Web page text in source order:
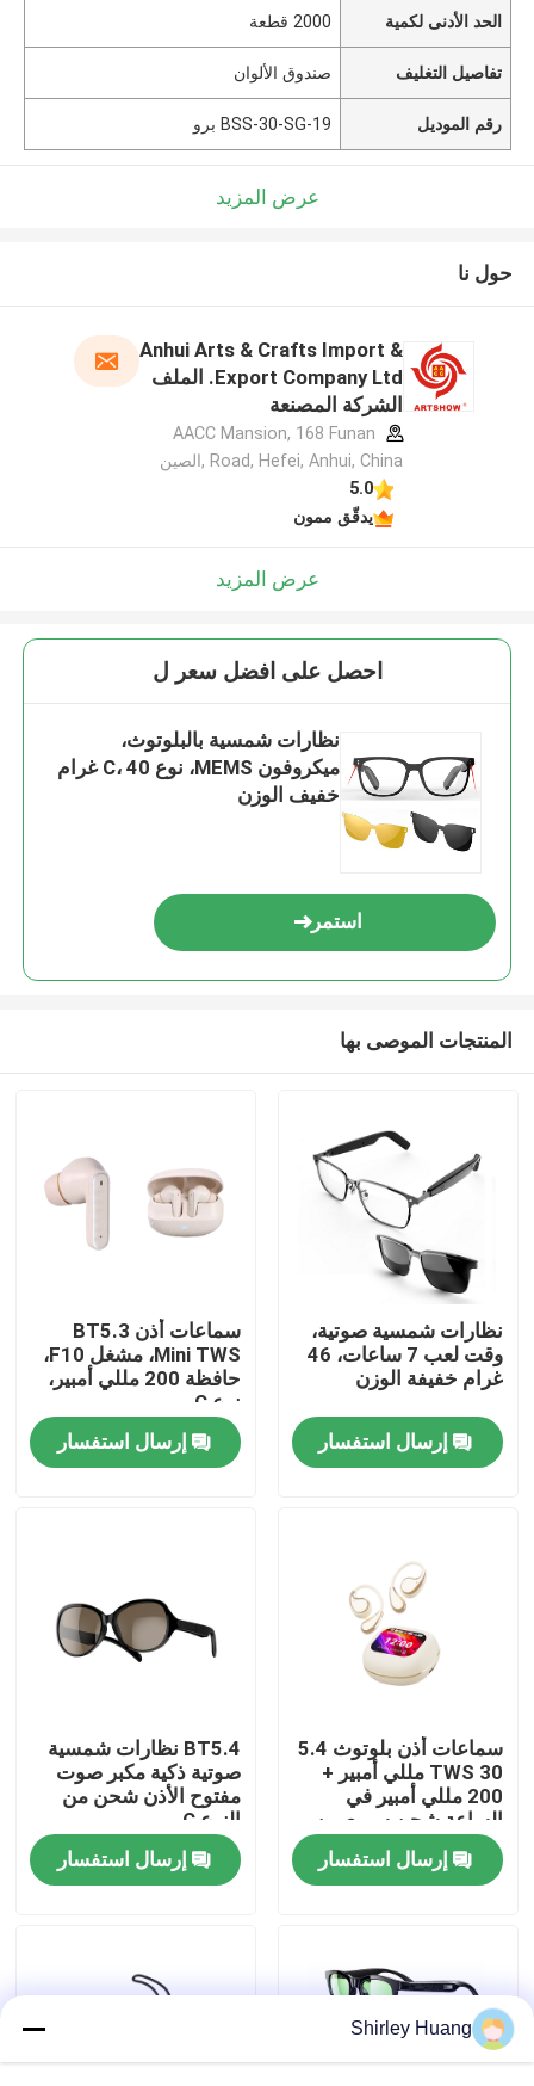
المنزل
المنتجات
جولة في المصنع
اتصل بنا
أخبار
اطلب اقتباس
الحد الأدنى لكمية 2000 قطعة
تفاصيل التغليف صندوق الألوان
رقم الموديل BSS-30-SG-19 برو
عرض المزيد
حول نا
Anhui Arts & Crafts Import &
Export Company Ltd. الملف
الشركة المصنعة
AACC Mansion, 168 Funan
Road, Hefei, Anhui, China ,الصين
5.0
يدقّق ممون
عرض المزيد
احصل على افضل سعر ل
نظارات شمسية بالبلوتوث،
ميكروفون MEMS، نوع C، 40 غرام
خفيف الوزن
استمر
المنتجات الموصى بها
نظارات شمسية صوتية،
وقت لعب 7 ساعات، 46
غرام خفيفة الوزن
إرسال استفسار
سماعات أذن BT5.3
Mini TWS، مشغل F10،
حافظة 200 مللي أمبير،
نوع C
إرسال استفسار
سماعات أذن بلوتوث 5.4
TWS 30 مللي أمبير +
200 مللي أمبير في
الساعة شحن سريع من
النوع C
إرسال استفسار
BT5.4 نظارات شمسية
صوتية ذكية مكبر صوت
مفتوح الأذن شحن من
النوع C
إرسال استفسار
Shirley Huang